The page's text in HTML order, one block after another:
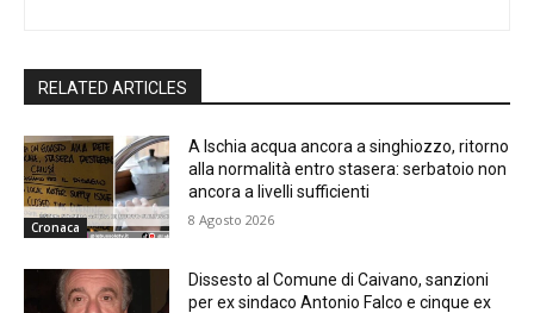
RELATED ARTICLES
Cronaca
A Ischia acqua ancora a singhiozzo, ritorno
alla normalità entro stasera: serbatoio non
ancora a livelli sufficienti
8 Agosto 2026
Dissesto al Comune di Caivano, sanzioni
per ex sindaco Antonio Falco e cinque ex